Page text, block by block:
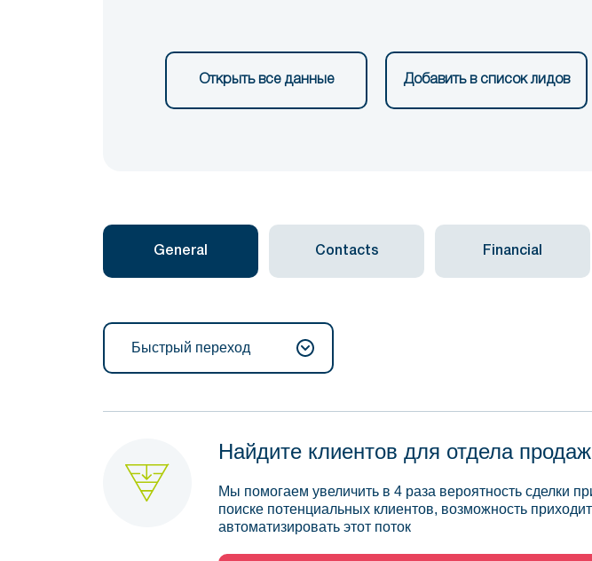
Открыть все данные Добавить в список лидов
General Contacts Financial
Быстрый переход
Найдите клиентов для отдела
Мы помогаем увеличить в 4 раза вероятность сделки
поиске потенциальных клиентов, возможность
автоматизировать этот поток